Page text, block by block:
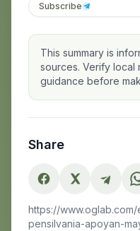
Subscribe
This summary is
sources. Verify local
guidance before
Share
https://
pensilvania-apoyan-